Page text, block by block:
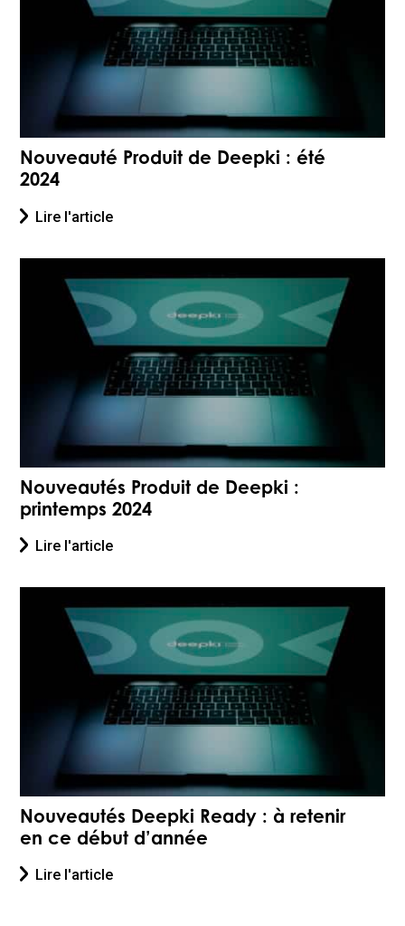
Nouveauté Produit de Deepki : été
2024
Lire l'article
Nouveautés Produit de Deepki :
printemps 2024
Lire l'article
Nouveautés Deepki Ready : à retenir
en ce début d’année
Lire l'article